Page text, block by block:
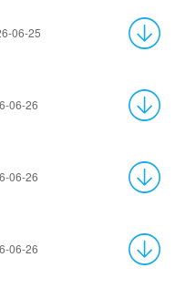
06-25
06-26
06-26
06-26